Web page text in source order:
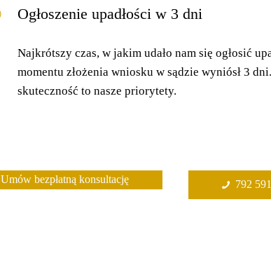
Ogłoszenie upadłości w 3 dni
Najkrótszy czas, w jakim udało nam się ogłosić
momentu złożenia wniosku w sądzie wyniósł 3
skuteczność to nasze priorytety.
Umów bezpłatną konsultację 792